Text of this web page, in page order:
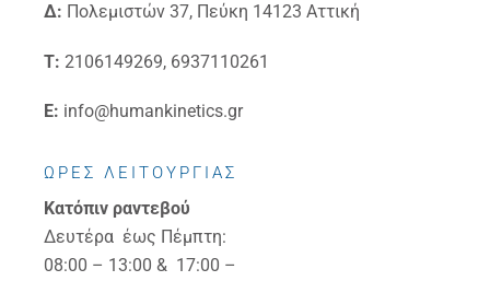
Δ: Πολεμιστών 37, Πεύκη 14123 Αττική
Τ: 2106149269, 6937110261
E: info@humankinetics.gr
ΩΡΕΣ ΛΕΙΤΟΥΡΓΙΑΣ
Κατόπιν ραντεβού
Δευτέρα έως Πέμπτη:
08:00 – 13:00 & 17:00 –